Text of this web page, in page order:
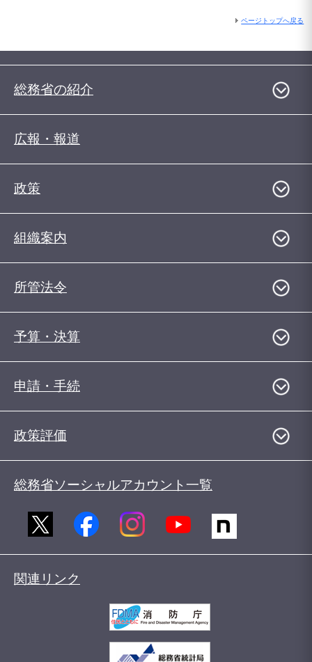
ページトップへ戻る
総務省の紹介
広報・報道
政策
組織案内
所管法令
予算・決算
申請・手続
政策評価
総務省ソーシャルアカウント一覧
関連リンク